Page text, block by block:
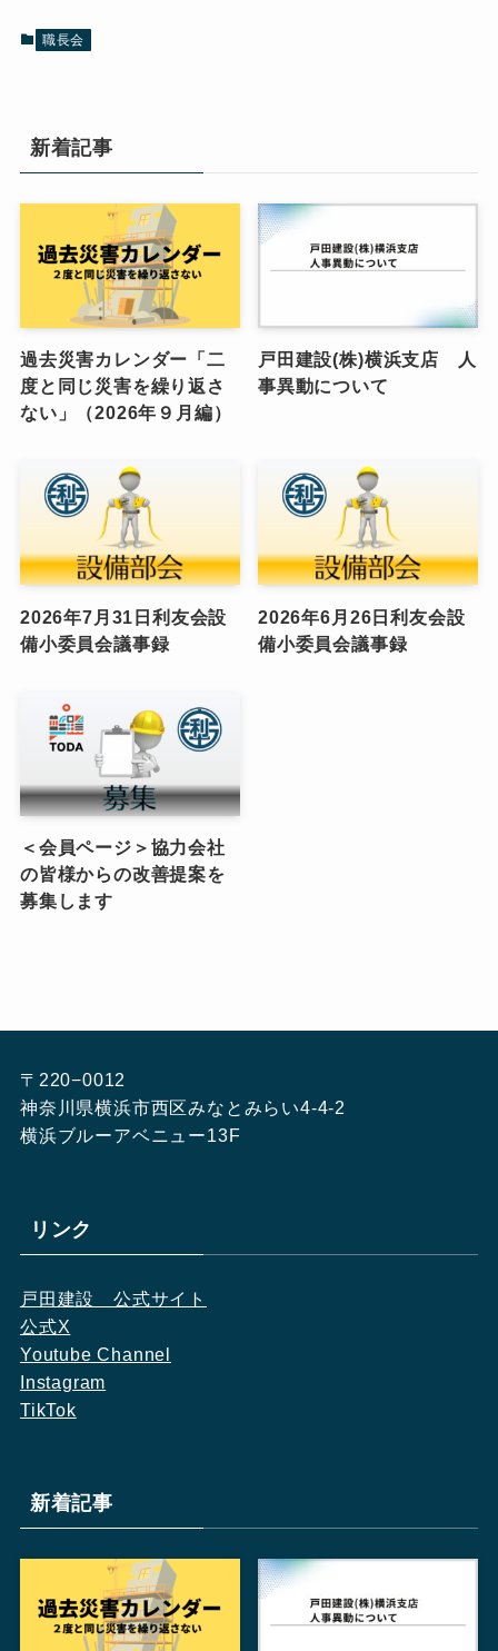
職長会
新着記事
過去災害カレンダー「二
度と同じ災害を繰り返さ
ない」（2026年９月編）
戸田建設(株)横浜支店 人
事異動について
2026年7月31日利友会設
備小委員会議事録
2026年6月26日利友会設
備小委員会議事録
＜会員ページ＞協力会社
の皆様からの改善提案を
募集します
〒220−0012
神奈川県横浜市西区みなとみらい4-4-2
横浜ブルーアベニュー13F
リンク
戸田建設　公式サイト
公式X
Youtube Channel
Instagram
TikTok
新着記事